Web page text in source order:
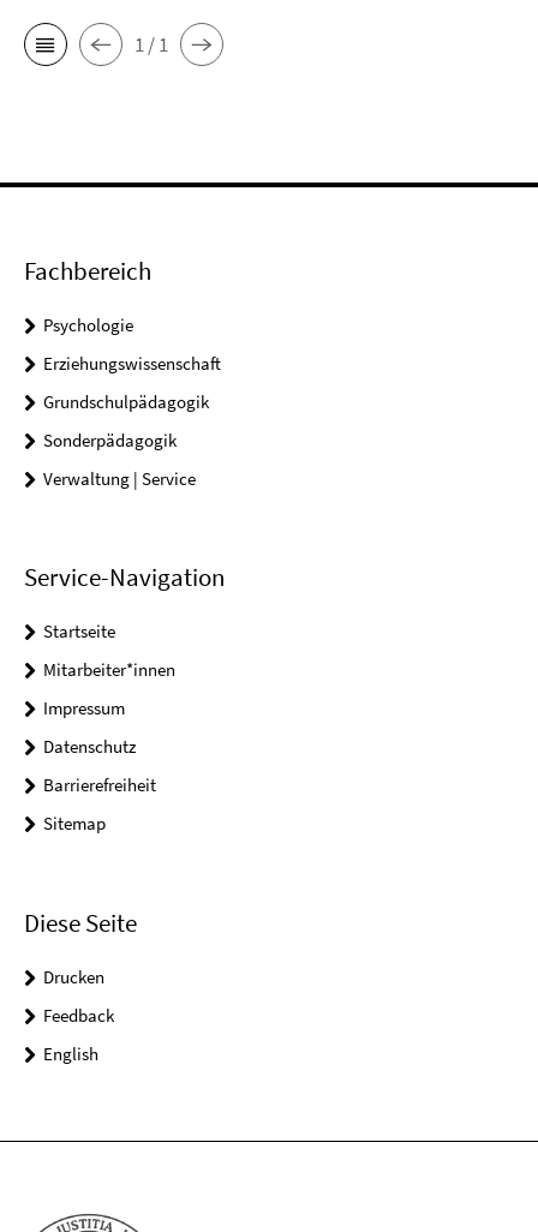
1 / 1
Fachbereich
Psychologie
Erziehungswissenschaft
Grundschulpädagogik
Sonderpädagogik
Verwaltung | Service
Service-Navigation
Startseite
Mitarbeiter*innen
Impressum
Datenschutz
Barrierefreiheit
Sitemap
Diese Seite
Drucken
Feedback
English